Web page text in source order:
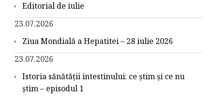
Editorial de iulie
23.07.2026
Ziua Mondială a Hepatitei – 28 iulie 2026
23.07.2026
Istoria sănătății intestinului: ce știm și ce nu
știm – episodul 1